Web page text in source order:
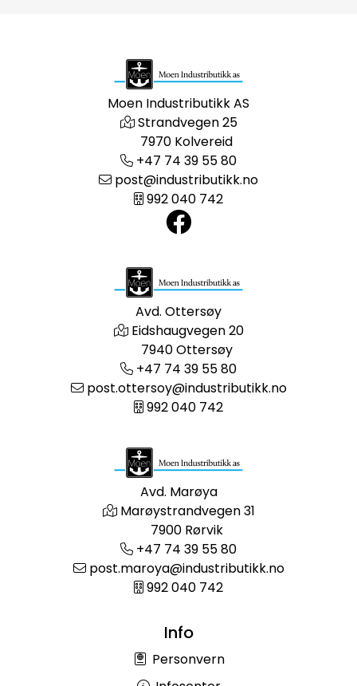
Moen Industributikk AS
Strandvegen 25
7970 Kolvereid
+47 74 39 55 80
post@industributikk.no
992 040 742
Avd. Ottersøy
Eidshaugvegen 20
7940 Ottersøy
+47 74 39 55 80
post.ottersoy@industributikk.no
992 040 742
Avd. Marøya
Marøystrandvegen 31
7900 Rørvik
+47 74 39 55 80
post.maroya@industributikk.no
992 040 742
Info
Personvern